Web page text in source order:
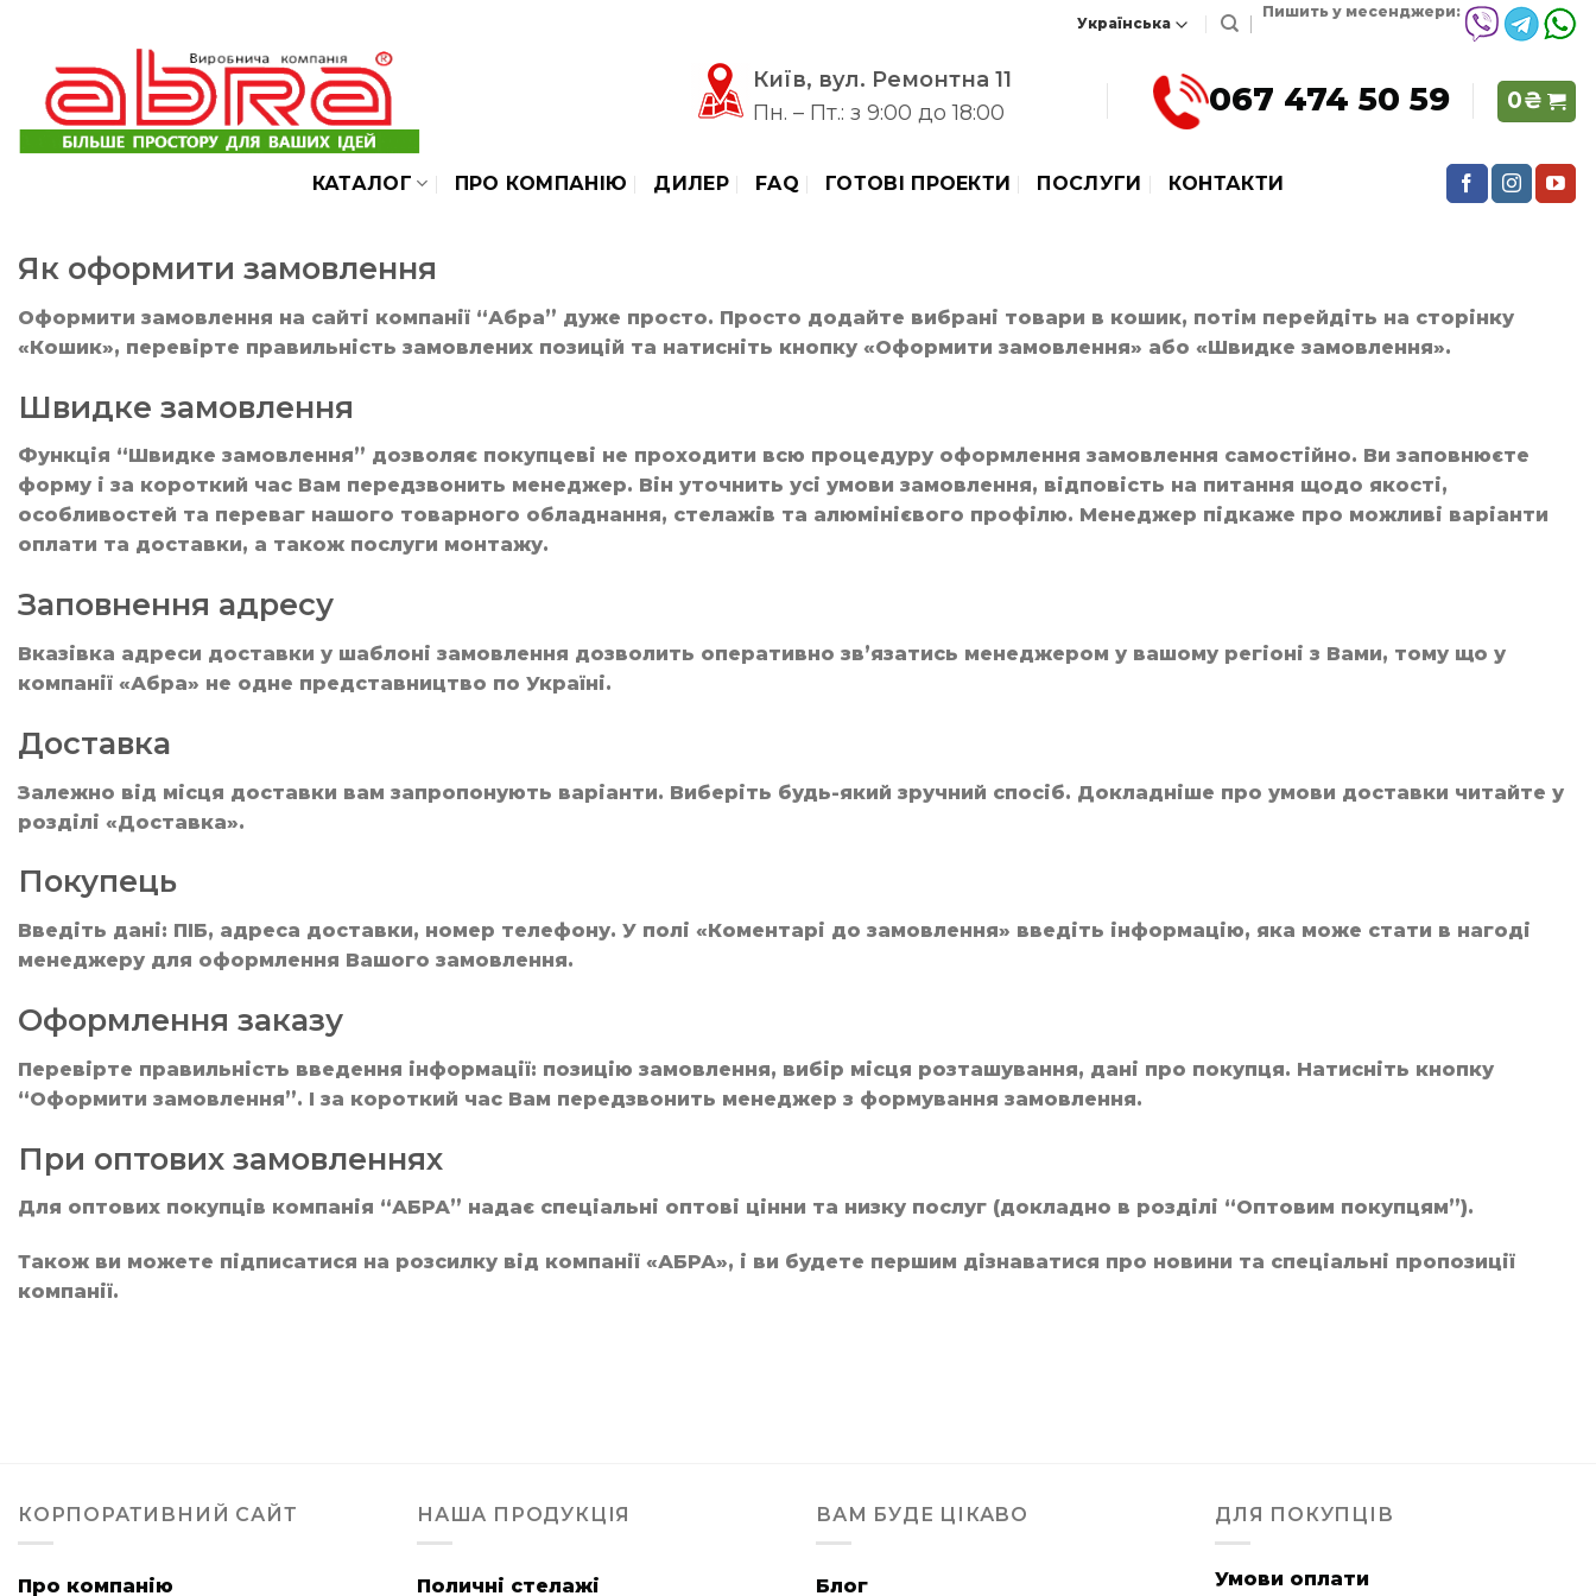
content
Пишить у месенджери:
Київ, вул. Ремонтна 11
Пн. – Пт.: з 9:00 до 18:00
067 474 50 59 0₴
КАТАЛОГ ПРО КОМПАНІЮ ДИЛЕР FAQ ГОТОВІ ПРОЕКТИ ПОСЛУГИ КОНТАКТИ
Як оформити замовлення
Оформити замовлення на сайті компанії “Абра” дуже просто. Просто додайте вибрані товари в кошик, потім перейдіть на сторінку
«Кошик», перевірте правильність замовлених позицій та натисніть кнопку «Оформити замовлення» або «Швидке замовлення».
Швидке замовлення
Функція “Швидке замовлення” дозволяє покупцеві не проходити всю процедуру оформлення замовлення самостійно. Ви заповнюєте
форму і за короткий час Вам передзвонить менеджер. Він уточнить усі умови замовлення, відповість на питання щодо якості,
особливостей та переваг нашого товарного обладнання, стелажів та алюмінієвого профілю. Менеджер підкаже про можливі варіанти
оплати та доставки, а також послуги монтажу.
Заповнення адресу
Вказівка адреси доставки у шаблоні замовлення дозволить оперативно зв’язатись менеджером у вашому регіоні з Вами, тому що у
компанії «Абра» не одне представництво по Україні.
Доставка
Залежно від місця доставки вам запропонують варіанти. Виберіть будь-який зручний спосіб. Докладніше про умови доставки читайте у
розділі «Доставка».
Покупець
Введіть дані: ПІБ, адреса доставки, номер телефону. У полі «Коментарі до замовлення» введіть інформацію, яка може стати в нагоді
менеджеру для оформлення Вашого замовлення.
Оформлення заказу
Перевірте правильність введення інформації: позицію замовлення, вибір місця розташування, дані про покупця. Натисніть кнопку
“Оформити замовлення”. І за короткий час Вам передзвонить менеджер з формування замовлення.
При оптових замовленнях
Для оптових покупців компанія “АБРА” надає спеціальні оптові цінни та низку послуг (докладно в розділі “Оптовим покупцям”).
Також ви можете підписатися на розсилку від компанії «АБРА», і ви будете першим дізнаватися про новини та спеціальні пропозиції
компанії.
КОРПОРАТИВНИЙ САЙТ
Про компанію
НАША ПРОДУКЦІЯ
Поличні стелажі
ВАМ БУДЕ ЦІКАВО
Блог
ДЛЯ ПОКУПЦІВ
Умови оплати